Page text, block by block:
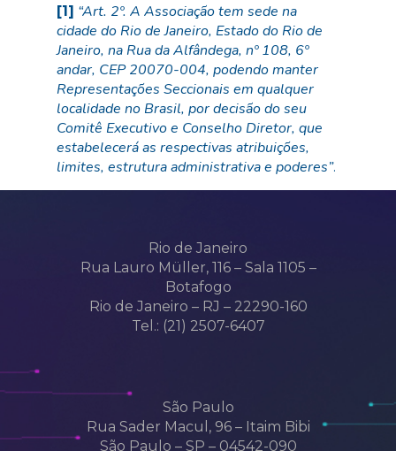
[1] “Art. 2º. A Associação tem sede na
cidade do Rio de Janeiro, Estado do Rio de
Janeiro, na Rua da Alfândega, nº 108, 6º
andar, CEP 20070-004, podendo manter
Representações Seccionais em qualquer
localidade no Brasil, por decisão do seu
Comitê Executivo e Conselho Diretor, que
estabelecerá as respectivas atribuições,
limites, estrutura administrativa e poderes”.
Rio de Janeiro
Rua Lauro Müller, 116 – Sala 1105 –
Botafogo
Rio de Janeiro – RJ – 22290-160
Tel.: (21) 2507-6407
São Paulo
Rua Sader Macul, 96 – Itaim Bibi
São Paulo – SP – 04542-090